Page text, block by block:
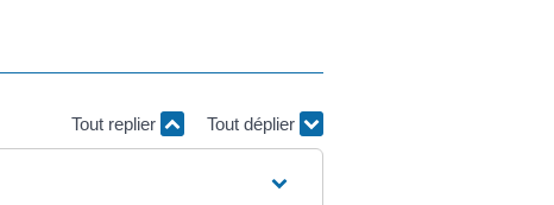
Tout replier Tout déplier